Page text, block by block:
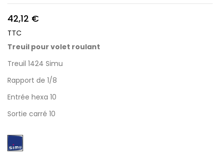
42,12 €
TTC
Treuil pour volet roulant
Treuil 1424 Simu
Rapport de 1/8
Entrée hexa 10
Sortie carré 10